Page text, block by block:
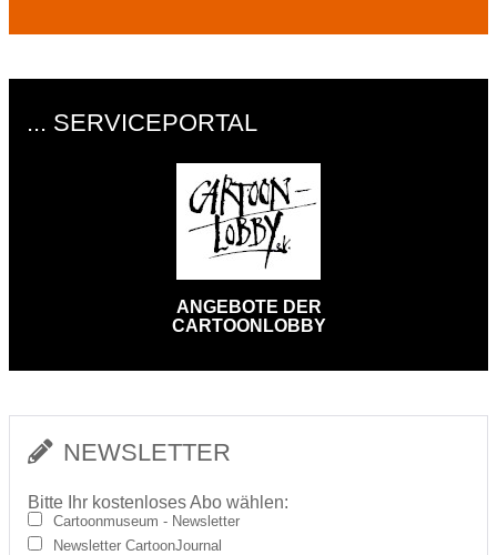
... SERVICEPORTAL
ANGEBOTE DER
CARTOONLOBBY
NEWSLETTER
Bitte Ihr kostenloses Abo wählen:
Cartoonmuseum - Newsletter
Newsletter CartoonJournal